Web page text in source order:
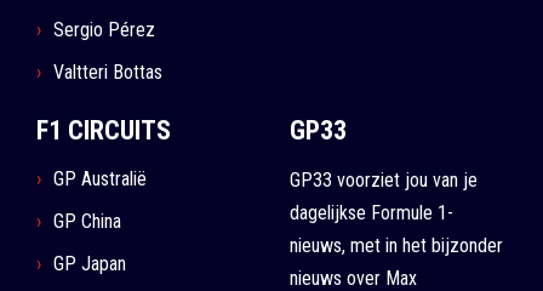
Sergio Pérez
Valtteri Bottas
F1 CIRCUITS
GP Australië
GP China
GP Japan
GP33
GP33 voorziet jou van je
dagelijkse Formule 1-
nieuws, met in het bijzonder
nieuws over Max